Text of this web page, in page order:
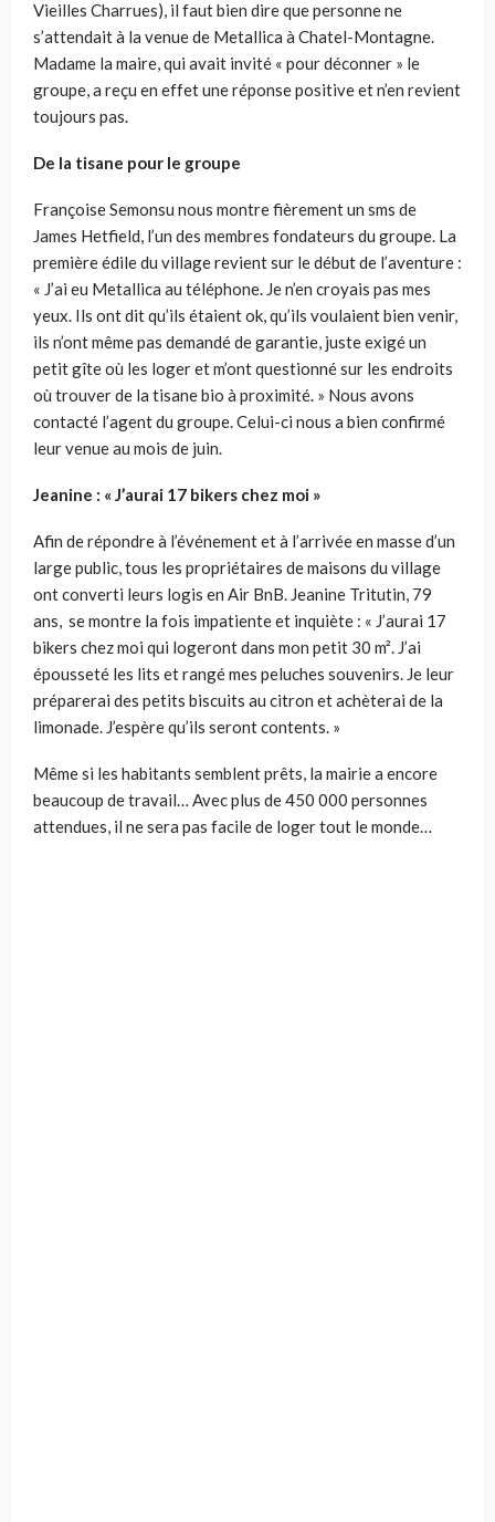
Vieilles Charrues), il faut bien dire que personne ne
s’attendait à la venue de Metallica à Chatel-Montagne.
Madame la maire, qui avait invité « pour déconner » le
groupe, a reçu en effet une réponse positive et n’en revient
toujours pas.
De la tisane pour le groupe
Françoise Semonsu nous montre fièrement un sms de
James Hetfield, l’un des membres fondateurs du groupe. La
première édile du village revient sur le début de l’aventure :
« J’ai eu Metallica au téléphone. Je n’en croyais pas mes
yeux. Ils ont dit qu’ils étaient ok, qu’ils voulaient bien venir,
ils n’ont même pas demandé de garantie, juste exigé un
petit gîte où les loger et m’ont questionné sur les endroits
où trouver de la tisane bio à proximité. » Nous avons
contacté l’agent du groupe. Celui-ci nous a bien confirmé
leur venue au mois de juin.
Jeanine : « J’aurai 17 bikers chez moi »
Afin de répondre à l’événement et à l’arrivée en masse d’un
large public, tous les propriétaires de maisons du village
ont converti leurs logis en Air BnB. Jeanine Tritutin, 79
ans, se montre la fois impatiente et inquiète : « J’aurai 17
bikers chez moi qui logeront dans mon petit 30 m². J’ai
épousseté les lits et rangé mes peluches souvenirs. Je leur
préparerai des petits biscuits au citron et achèterai de la
limonade. J’espère qu’ils seront contents. »
Même si les habitants semblent prêts, la mairie a encore
beaucoup de travail… Avec plus de 450 000 personnes
attendues, il ne sera pas facile de loger tout le monde…